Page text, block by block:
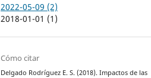
2022-05-09 (2)
2018-01-01 (1)
Cómo citar
Delgado Rodríguez E. S. (2018). Impactos de las